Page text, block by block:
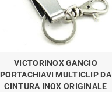
VICTORINOX GANCIO
PORTACHIAVI MULTICLIP DA
CINTURA INOX ORIGINALE